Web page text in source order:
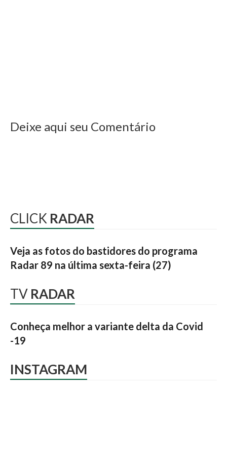
Deixe aqui seu Comentário
CLICK RADAR
Veja as fotos do bastidores do programa
Radar 89 na última sexta-feira (27)
TV RADAR
Conheça melhor a variante delta da Covid
-19
INSTAGRAM